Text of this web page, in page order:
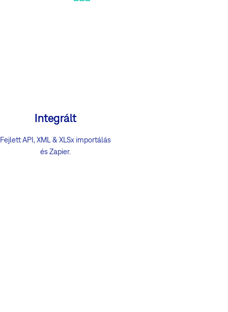
Integrált
Fejlett API, XML & XLSx importálás
és Zapier.